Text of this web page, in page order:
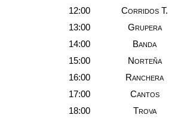
12:00
Corridos T.
13:00
Grupera
14:00
Banda
15:00
Norteña
16:00
Ranchera
17:00
Cantos
18:00
Trova